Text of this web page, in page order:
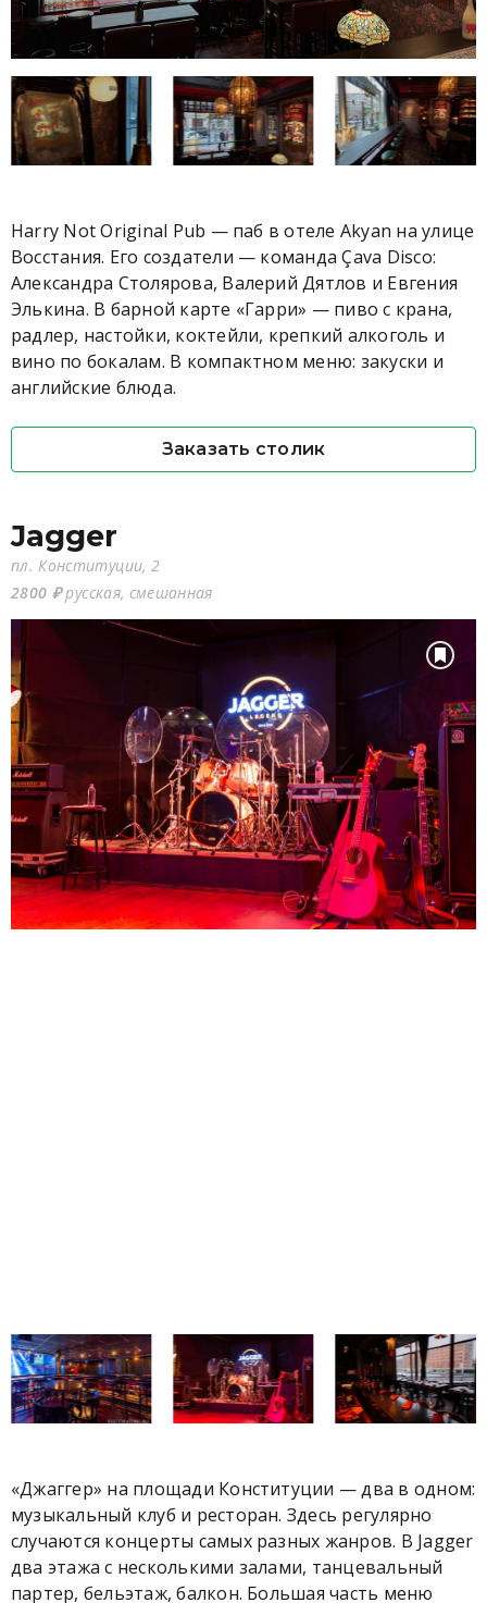
Harry Not Original Pub — паб в отеле Akyan на улице
Восстания. Его создатели — команда Çava Disco:
Александра Столярова, Валерий Дятлов и Евгения
Элькина. В барной карте «Гарри» — пиво с крана,
радлер, настойки, коктейли, крепкий алкоголь и
вино по бокалам. В компактном меню: закуски и
английские блюда.
Заказать столик
Jagger
пл. Конституции, 2
2800 ₽русская, смешанная
«Джаггер» на площади Конституции — два в одном:
музыкальный клуб и ресторан. Здесь регулярно
случаются концерты самых разных жанров. В Jagger
два этажа с несколькими залами, танцевальный
партер, бельэтаж, балкон. Большая часть меню